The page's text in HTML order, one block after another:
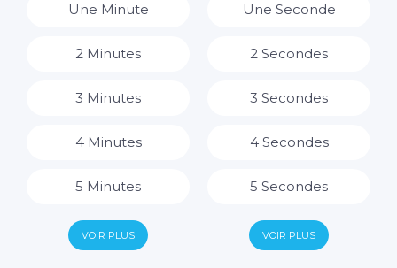
15 Heures
Une Minute
2 Minutes
3 Minutes
4 Minutes
5 Minutes
6 Minutes
VOIR PLUS
Une Seconde
2 Secondes
3 Secondes
4 Secondes
5 Secondes
6 Secondes
VOIR PLUS